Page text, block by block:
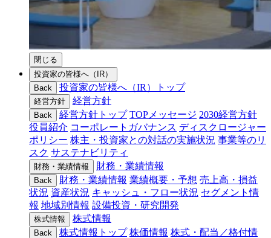
閉じる
投資家の皆様へ（IR）
Back
投資家の皆様へ（IR）トップ
経営方針 経営方針
Back 経営方針トップ TOPメッセージ 2030経営方針
役員紹介 コーポレートガバナンス ディスクロージャー
ポリシー 株主・投資家との対話の実施状況 事業等のリ
スク サステナビリティ
財務・業績情報 財務・業績情報
Back 財務・業績情報 業績概要・予想 売上高・損益
状況 資産状況 キャッシュ・フロー状況 セグメント情
報 地域別情報 設備投資・研究開発
株式情報 株式情報
Back 株式情報トップ 株価情報 株式・配当／格付情